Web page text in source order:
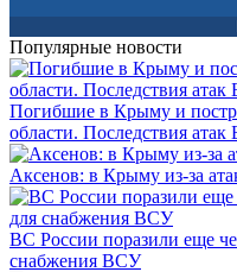
Популярные новости
Погибшие в Крыму и
области. Последствия
Аксенов: в Крыму из-за
ВС России поразили еще
снабжения ВСУ